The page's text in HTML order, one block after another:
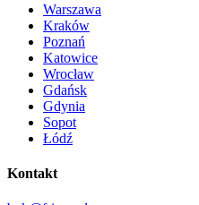
Warszawa
Kraków
Poznań
Katowice
Wrocław
Gdańsk
Gdynia
Sopot
Łódź
Kontakt